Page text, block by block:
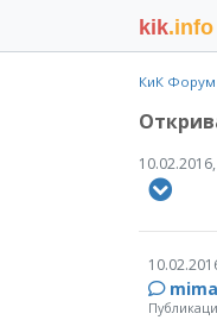
kik.info
КиК Форум